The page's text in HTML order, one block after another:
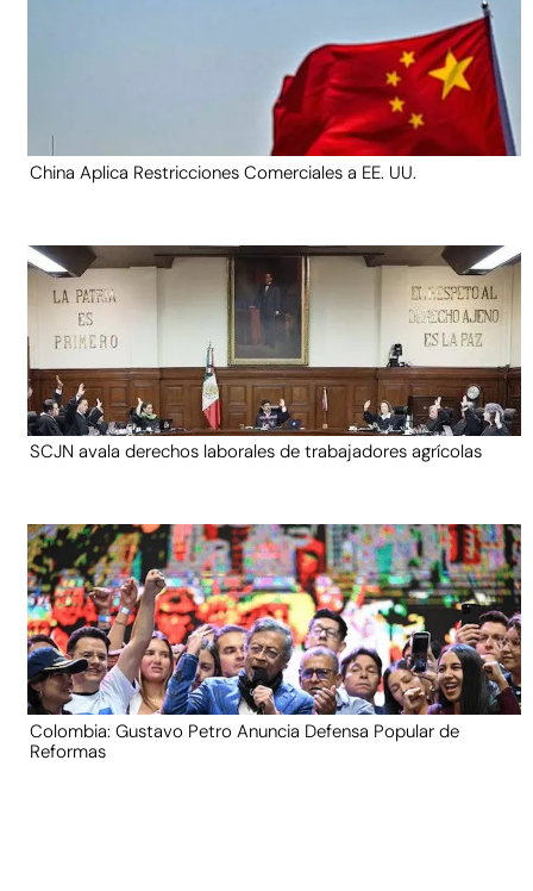
China Aplica Restricciones Comerciales a EE. UU.
SCJN avala derechos laborales de trabajadores agrícolas
Colombia: Gustavo Petro Anuncia Defensa Popular de
Reformas